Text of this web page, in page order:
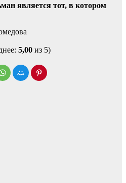
является тот, в котором
5,00 из 5)